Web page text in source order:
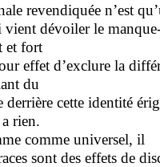
revendiquée n’est
dévoiler le
et fort
effet d’exclure la
du
derrière cette identité
rien.
comme universel, il
sont des effets de